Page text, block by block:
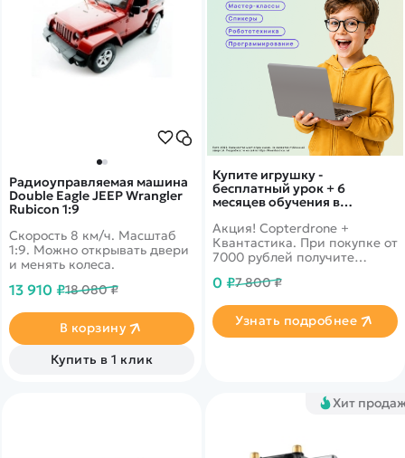
Купите игрушку -
бесплатный урок + 6
месяцев обучения в
Акция! Copterdrone +
Квантастика. При покупке от
7000 рублей получите
нашего партнера
0 ₽7 800 ₽
Узнать подробнее
Радиоуправляемая машина
Double Eagle JEEP Wrangler
Rubicon 1:9
Скорость 8 км/ч. Масштаб
1:9. Можно открывать двери
и менять колеса.
13 910 ₽18 080 ₽
В корзину
Купить в 1 клик
Хит